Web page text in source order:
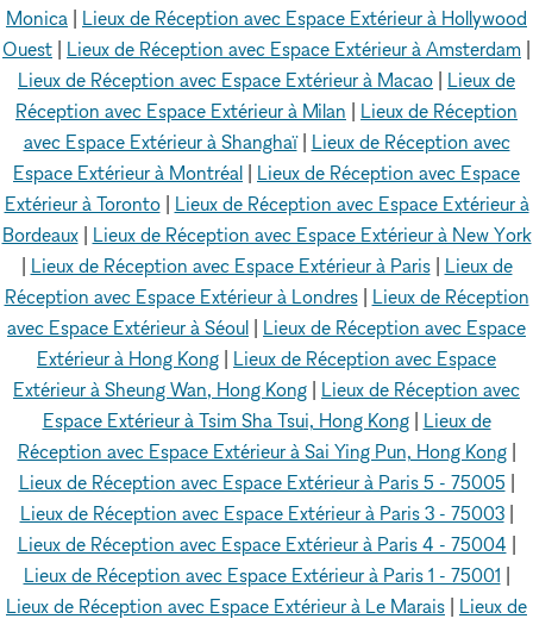
Monica
Lieux de Réception avec Espace Extérieur à Hollywood
Ouest
Lieux de Réception avec Espace Extérieur à Amsterdam
Lieux de Réception avec Espace Extérieur à Macao
Lieux de
Réception avec Espace Extérieur à Milan
Lieux de Réception
avec Espace Extérieur à Shanghaï| Lieux de Réception avec
Espace Extérieur à Montréal
Lieux de Réception avec Espace
Extérieur à Toronto| Lieux de Réception avec Espace Extérieur à
Bordeaux| Lieux de Réception avec Espace Extérieur à New York
Lieux de Réception avec Espace Extérieur à Paris| Lieux de
Réception avec Espace Extérieur à Londres| Lieux de Réception
avec Espace Extérieur à Séoul
Lieux de Réception avec Espace
Extérieur à Hong Kong
Lieux de Réception avec Espace
Extérieur à Sheung Wan, Hong Kong
Lieux de Réception avec
Espace Extérieur à Tsim Sha Tsui, Hong Kong| Lieux de
Réception avec Espace Extérieur à Sai Ying Pun, Hong Kong|
Lieux de Réception avec Espace Extérieur à Paris 5 - 75005
Lieux de Réception avec Espace Extérieur à Paris 3 - 75003|
Lieux de Réception avec Espace Extérieur à Paris 4 - 75004
Lieux de Réception avec Espace Extérieur à Paris 1 - 75001
Lieux de Réception avec Espace Extérieur à Le Marais
Lieux de